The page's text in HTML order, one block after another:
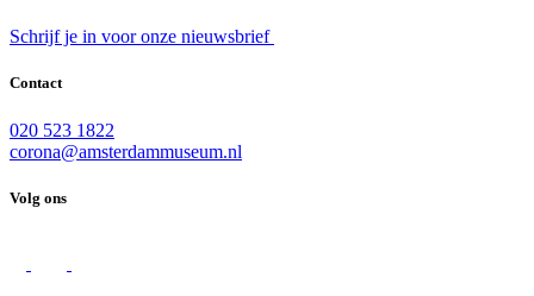
Schrijf je in voor onze nieuwsbrief
Contact
020 523 1822
corona@amsterdammuseum.nl
Volg ons